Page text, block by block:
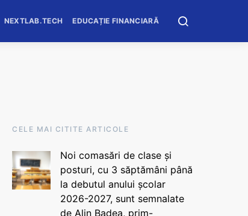
NEXTLAB.TECH EDUCAȚIE FINANCIARĂ
CELE MAI CITITE ARTICOLE
Noi comasări de clase și
posturi, cu 3 săptămâni până
la debutul anului școlar
2026-2027, sunt semnalate
de Alin Badea, prim-